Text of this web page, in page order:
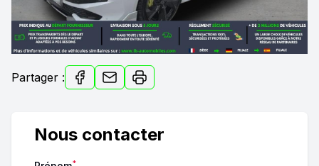
Partager :
Nous contacter
*